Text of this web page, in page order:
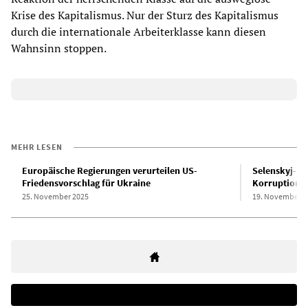
Krise des Kapitalismus. Nur der Sturz des Kapitalismus
durch die internationale Arbeiterklasse kann diesen
Wahnsinn stoppen.
MEHR LESEN
Europäische Regierungen verurteilen US-
Friedensvorschlag für Ukraine
25. November 2025
Selenskyj-
19. November